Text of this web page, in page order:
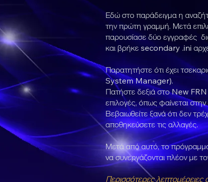
Εδώ στο παράδειγμα η
την πρώτη γραμμή. Μετά
παρουσίασε δύο εγγραφές
και βρήκε secondary .ini
Παρατητήστε ότι έχει
System Manager).
Πατήστε δεξιά στο New
επιλογές, όπως φαίνεται
Βεβαιωθείτε ξανά ότι δεν
αποθηκεύσετε τις αλλαγές.
Μετά από αυτό, το πρόγραμμα
να συνεργάζονται πλέον με
Περισσότερες